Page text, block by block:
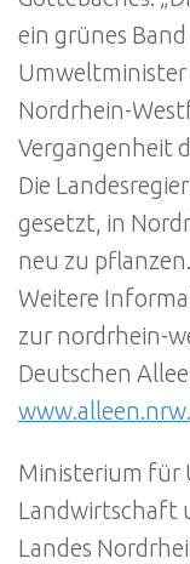
ein grünes
Umweltminister
Nordrhein-
Vergangenheit
Die
gesetzt, in
neu zu pflanzen.
Weitere
zur nordrhein-
Deutschen
Ministerium für
Landwirtschaft
Landes